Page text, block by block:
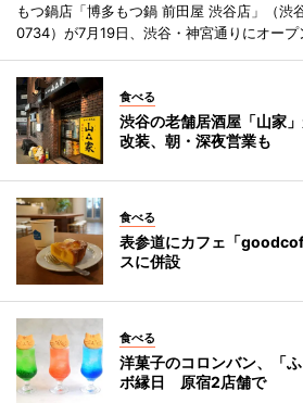
もつ鍋店「博多もつ鍋 前田屋 渋谷店」（
0734）が7月19日、渋谷・神宮通りにオープ
食べる
渋谷の老舗居酒屋「山家
改装、朝・深夜営業も
食べる
表参道にカフェ「
スに併設
食べる
洋菓子のコロンバン、「
ボ縁日 原宿2店舗で